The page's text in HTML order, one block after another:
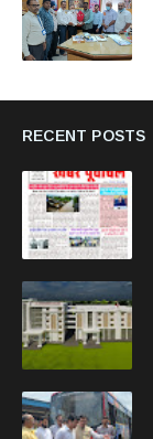
RECENT POSTS